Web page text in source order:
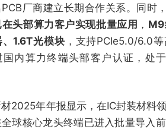
厂商建立长期合作关系。同时
头部算力客户实现批量应用 ， M9
、1.6T光模块 ，支持PCIe5.0/6.0
国内算力终端头部客户认证，处
2025年年报显示，在IC封装材料
球核心龙头终端已进入批量导入